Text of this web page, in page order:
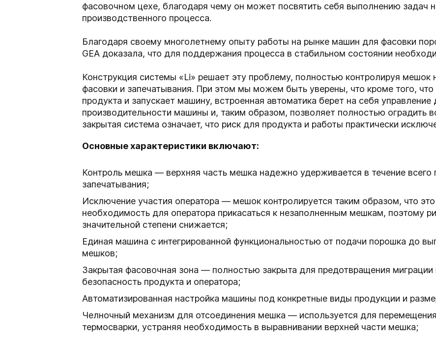
фасовочном цехе, благодаря чему он может посвятить себя выполнению задач
производственного процесса.
Благодаря своему многолетнему опыту работы на рынке машин для фасовки
GEA доказала, что для поддержания процесса в стабильном состоянии
Конструкция системы «Li» решает эту проблему, полностью контролируя мешок
фасовки и запечатывания. При этом мы можем быть уверены, что кроме того, что
продукта и запускает машину, встроенная автоматика берет на себя
производительности машины и, таким образом, позволяет полностью оградить
закрытая система означает, что риск для продукта и работы практически
Основные характеристики включают:
Контроль мешка — верхняя часть мешка надежно удерживается в течение всего
запечатывания;
Исключение участия оператора — мешок контролируется таким образом, что
необходимость для оператора прикасаться к незаполненным мешкам, поэтому
значительной степени снижается;
Единая машина с интегрированной функциональностью от подачи порошка до
мешков;
Закрытая фасовочная зона — полностью закрыта для предотвращения миграции
безопасность продукта и оператора;
Автоматизированная настройка машины под конкретные виды продукции и
Челночный механизм для отсоединения мешка — используется для
термосварки, устраняя необходимость в выравнивании верхней части мешка;